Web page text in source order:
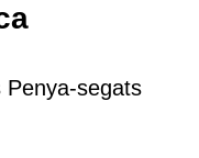
Penya-segats